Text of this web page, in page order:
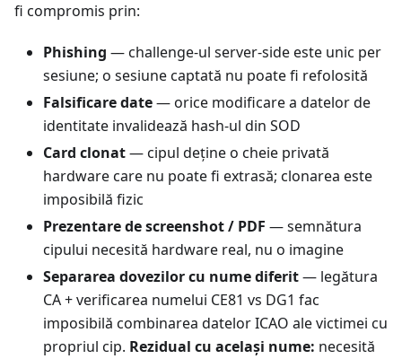
fi compromis prin:
Phishing — challenge-ul server-side este unic per
sesiune; o sesiune captată nu poate fi refolosită
Falsificare date— orice modificare a datelor de
identitate invalidează hash-ul din SOD
Card clonat— cipul deține o cheie privată
hardware care nu poate fi extrasă; clonarea este
imposibilă fizic
Prezentare de screenshot / PDF — semnătura
cipului necesită hardware real, nu o imagine
Separarea dovezilor cu nume diferit— legătura
CA + verificarea numelui CE81 vs DG1 fac
imposibilă combinarea datelor ICAO ale victimei cu
propriul cip. Rezidual cu același nume: necesită